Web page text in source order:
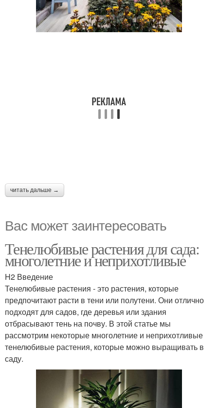
читать дальше →
Вас может заинтересовать
Тенелюбивые растения для сада:
многолетние и неприхотливые
H2 Введение
Тенелюбивые растения - это растения, которые
предпочитают расти в тени или полутени. Они отлично
подходят для садов, где деревья или здания
отбрасывают тень на почву. В этой статье мы
рассмотрим некоторые многолетние и неприхотливые
тенелюбивые растения, которые можно выращивать в
саду.